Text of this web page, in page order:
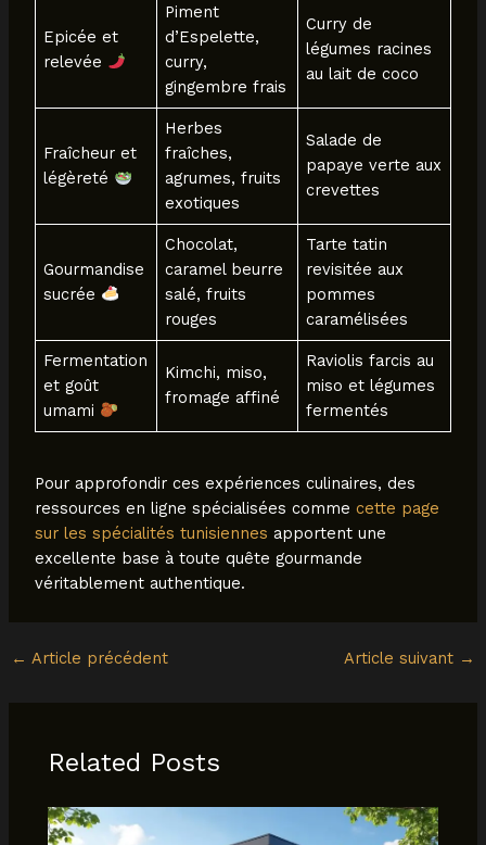
Epicée et
relevée
Piment
d’Espelette,
curry,
gingembre frais
Curry de
légumes racines
au lait de coco
Fraîcheur et
légèreté
Herbes
fraîches,
agrumes, fruits
exotiques
Salade de
papaye verte aux
crevettes
Gourmandise
sucrée
Chocolat,
caramel beurre
salé, fruits
rouges
Tarte tatin
revisitée aux
pommes
caramélisées
Fermentation
et goût
umami
Kimchi, miso,
fromage affiné
Raviolis farcis au
miso et légumes
fermentés
Pour approfondir ces expériences culinaires, des
ressources en ligne spécialisées comme cette page
sur les spécialités tunisiennes apportent une
excellente base à toute quête gourmande
véritablement authentique.
← Article précédent Article suivant →
Related Posts